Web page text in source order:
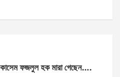
ফজলুল হক মারা গেছেন….